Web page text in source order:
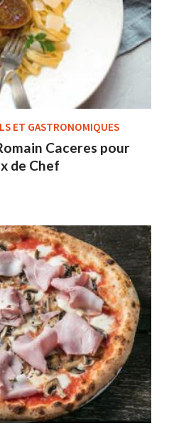
ET GASTRONOMIQUES
Caceres pour
de Chef